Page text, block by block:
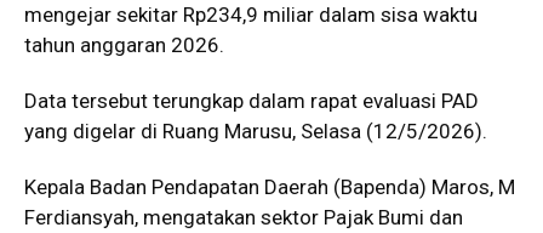
mengejar sekitar Rp234,9 miliar dalam sisa waktu
tahun anggaran 2026.
Data tersebut terungkap dalam rapat evaluasi PAD
yang digelar di Ruang Marusu, Selasa (12/5/2026).
Kepala Badan Pendapatan Daerah (Bapenda) Maros, M
Ferdiansyah, mengatakan sektor Pajak Bumi dan